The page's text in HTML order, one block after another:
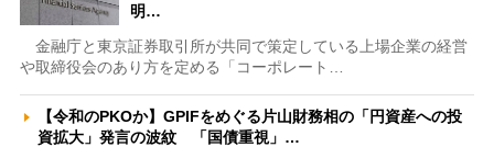
明…
金融庁と東京証券取引所が共同で策定している上場企業の経営
や取締役会のあり方を定める「コーポレート…
【令和のPKOか】GPIFをめぐる片山財務相の「円資産への投
資拡大」発言の波紋 「国債重視」…